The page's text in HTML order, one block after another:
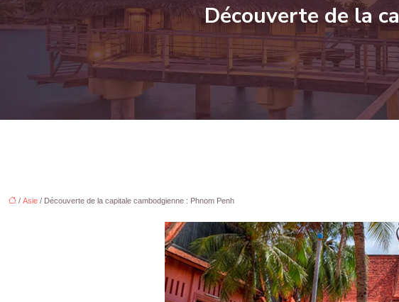
Découverte de la
/ Asie / Découverte de la capitale cambodgienne : Phnom Penh